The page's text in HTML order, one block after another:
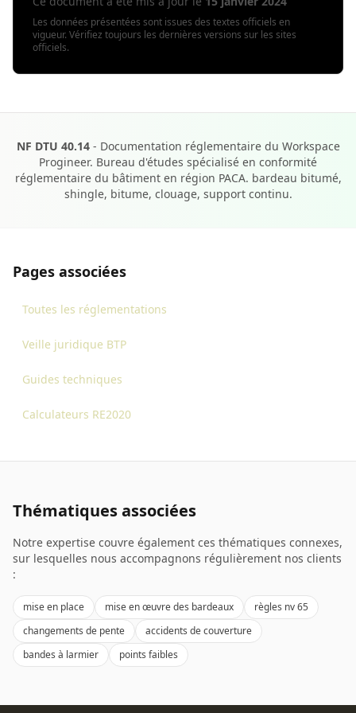
Les données présentées sont issues des textes officiels en
vigueur. Vérifiez toujours les dernières versions sur les sites
officiels.
NF DTU 40.14- Documentation réglementaire du Workspace
Progineer. Bureau d'études spécialisé en conformité
réglementaire du bâtiment en région PACA. bardeau bitumé,
shingle, bitume, clouage, support continu.
Pages associées
Toutes les réglementations
Veille juridique BTP
Guides techniques
Calculateurs RE2020
Thématiques associées
Notre expertise couvre également ces thématiques connexes,
sur lesquelles nous accompagnons régulièrement nos clients
:
mise en place mise en œuvre des bardeaux
règles nv 65
changements de pente
accidents de couverture
bandes à larmier
points faibles